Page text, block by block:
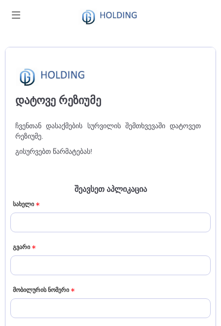
დატოვე რეზიუმე
ჩვენთან დასაქმების სურვილის შემთხვევაში დატოვეთ
რეზიუმე.
გისურვებთ წარმატებას!
შეავსეთ აპლიკაცია
სახელი
გვარი
მობილურის ნომერი